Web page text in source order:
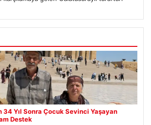
34 Yıl Sonra Çocuk Sevinci Yaşayan
Destek